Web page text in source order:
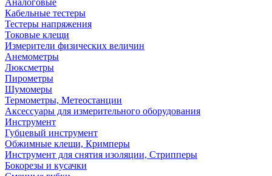
Аналоговые
Кабельные тестеры
Тестеры напряжения
Токовые клещи
Измерители физических величин
Анемометры
Люксметры
Пирометры
Шумомеры
Термометры, Метеостанции
Аксессуары для измерительного оборудования
Инструмент
Губцевый инструмент
Обжимные клещи, Кримперы
Инструмент для снятия изоляции, Стрипперы
Бокорезы и кусачки